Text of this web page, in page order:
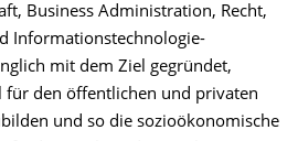
Business Administration, Recht,
Informationstechnologie-
mit dem Ziel gegründet,
für den öffentlichen und privaten
und so die sozioökonomische